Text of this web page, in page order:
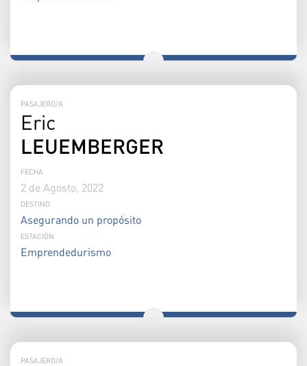
PASAJERO/A
Eric
LEUEMBERGER
FECHA
2 de Agosto, 2022
DESTINO
Asegurando un propósito
ESTACIÓN
Emprendedurismo
PASAJERO/A